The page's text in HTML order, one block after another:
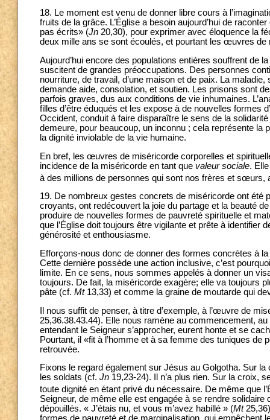
18. Le moment est venu de donner libre cours à
fruits de la grâce. L’Église a besoin aujourd’hui de
pas écrits» (Jn 20,30), pour exprimer avec éloquence la
deux mille ans se sont écoulés, et pourtant les œuvres
Aujourd’hui encore des populations entières souffrent de
suscitent de grandes préoccupations. Des personnes
nourriture, de travail, d’une maison et de paix. La
demande aide, consolation, et soutien. Les prisons sont
parfois graves, dus aux conditions de vie inhumaines.
filles d’être éduqués et les expose à de nouvelles formes
Occident, conduit à faire disparaître le sens de la
demeure, pour beaucoup, un inconnu ; cela représente la
la dignité inviolable de la vie humaine.
En bref, les œuvres de miséricorde corporelles et
incidence de la miséricorde en tant que valeur sociale.
à des millions de personnes qui sont nos frères et sœurs,
19. De nombreux gestes concrets de miséricorde ont été
croyants, ont redécouvert la joie du partage et la beauté
produire de nouvelles formes de pauvreté spirituelle et
que l’Église doit toujours être vigilante et prête à
générosité et enthousiasme.
Efforçons-nous donc de donner des formes concrètes à
Cette dernière possède une action inclusive, c’est
limite. En ce sens, nous sommes appelés à donner un
toujours. De fait, la miséricorde exagère; elle va toujours
pâte (cf. Mt13,33) et comme la graine de moutarde qui
Il nous suffit de penser, à titre d’exemple, à l’œuvre de
25,36.38.43.44). Elle nous ramène au commencement,
entendant le Seigneur s’approcher, eurent honte et se
Pourtant, il «fit à l’homme et à sa femme des tuniques de
retrouvée.
Fixons le regard également sur Jésus au Golgotha. Sur
les soldats (cf. Jn 19,23-24). Il n’a plus rien. Sur la croix,
toute dignité en étant privé du nécessaire. De même que
Seigneur, de même elle est engagée à se rendre
dépouillés. « J’étais nu, et vous m’avez habillé » (Mt